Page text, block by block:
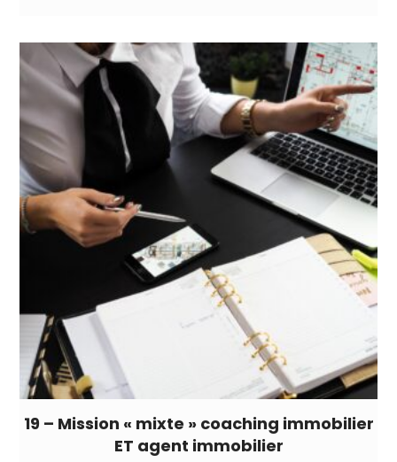
19 – Mission « mixte » coaching immobilier
ET agent immobilier